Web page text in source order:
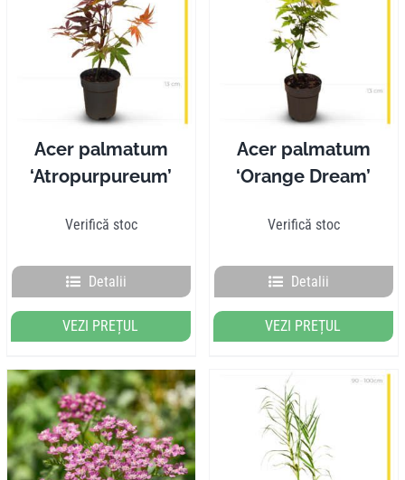
Contul meu
Coșul meu
Acer palmatum
‘Atropurpureum’
Verifică stoc
Detalii
VEZI PREȚUL
Acer palmatum
‘Orange Dream’
Verifică stoc
Detalii
VEZI PREȚUL